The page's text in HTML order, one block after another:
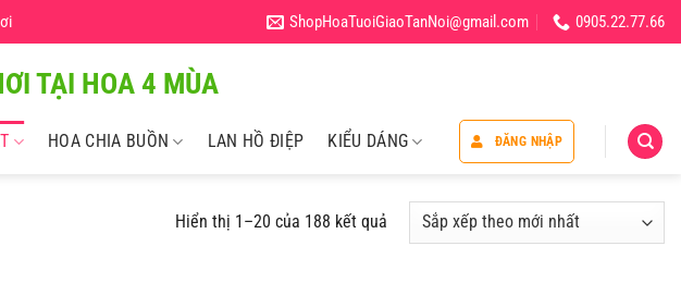
ShopHoaTuoiGiaoTanNoi@gmail.com 0905.22.77.66
TẠI HOA 4 MÙA
HOA CHIA BUỒN LAN HỒ ĐIỆP KIỂU DÁNG ĐĂNG NHẬP
Hiển thị 1–20 của 188 kết quả